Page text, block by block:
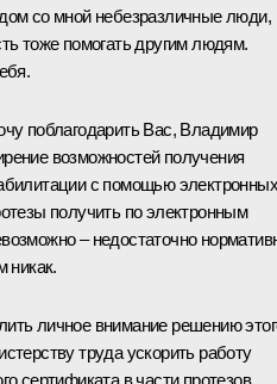
со мной небезразличные люди,
тоже помогать другим людям.
поблагодарить Вас, Владимир
возможностей получения
с помощью электронных
получить по электронным
– недостаточно
никак.
личное внимание решению
труда ускорить работу
сертификата в части протезов.